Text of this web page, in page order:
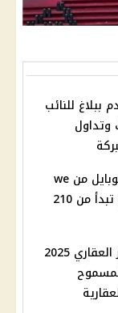
ببلاغ للنائب
وتداول
أسعار الإنترنت المنزلي والموبايل من we
وفودافون واتصالات وأورانج تبدأ من 210
تسجيل العقارات في الشهر العقاري 2025
المسموح